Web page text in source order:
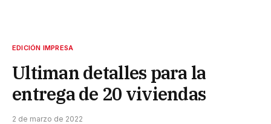
EDICIÓN IMPRESA
Ultiman detalles para la
entrega de 20 viviendas
2 de marzo de 2022